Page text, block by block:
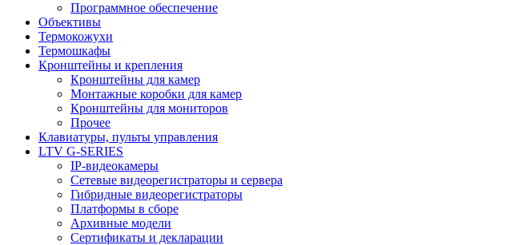
Программное обеспечение
Объективы
Термокожухи
Термошкафы
Кронштейны и крепления
Кронштейны для камер
Монтажные коробки для камер
Кронштейны для мониторов
Прочее
Клавиатуры, пульты управления
LTV G-SERIES
IP-видеокамеры
Сетевые видеорегистраторы и сервера
Гибридные видеорегистраторы
Платформы в сборе
Архивные модели
Сертификаты и декларации